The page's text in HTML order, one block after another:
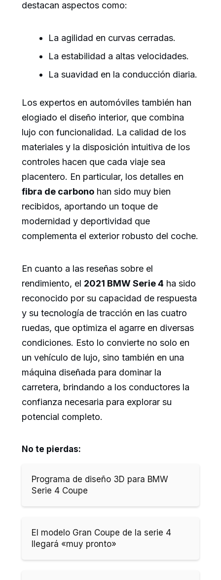
destacan aspectos como:
La agilidad en curvas cerradas.
La estabilidad a altas velocidades.
La suavidad en la conducción diaria.
Los expertos en automóviles también han
elogiado el diseño interior, que combina
lujo con funcionalidad. La calidad de los
materiales y la disposición intuitiva de los
controles hacen que cada viaje sea
placentero. En particular, los detalles en
fibra de carbono han sido muy bien
recibidos, aportando un toque de
modernidad y deportividad que
complementa el exterior robusto del coche.
En cuanto a las reseñas sobre el
rendimiento, el 2021 BMW Serie 4 ha sido
reconocido por su capacidad de respuesta
y su tecnología de tracción en las cuatro
ruedas, que optimiza el agarre en diversas
condiciones. Esto lo convierte no solo en
un vehículo de lujo, sino también en una
máquina diseñada para dominar la
carretera, brindando a los conductores la
confianza necesaria para explorar su
potencial completo.
No te pierdas:
Programa de diseño 3D para BMW
Serie 4 Coupe
El modelo Gran Coupe de la serie 4
llegará «muy pronto»